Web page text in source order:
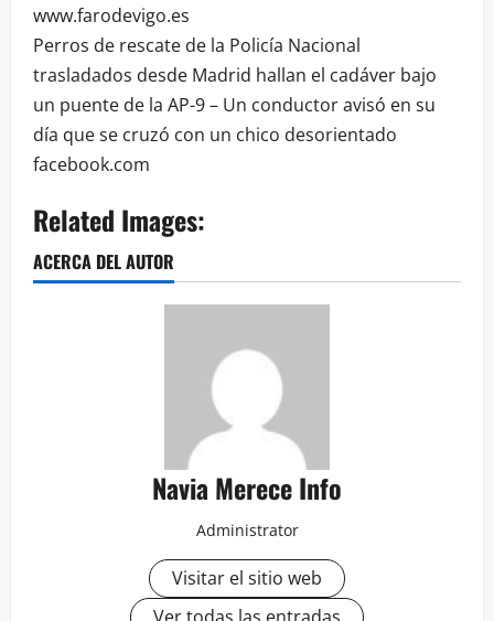
www.farodevigo.es
Perros de rescate de la Policía Nacional
trasladados desde Madrid hallan el cadáver bajo
un puente de la AP-9 – Un conductor avisó en su
día que se cruzó con un chico desorientado
facebook.com
Related Images:
ACERCA DEL AUTOR
Navia Merece Info
Administrator
Visitar el sitio web